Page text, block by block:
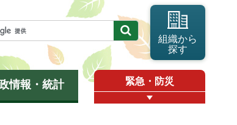
組織から
探す
情報・統計 緊急・防災